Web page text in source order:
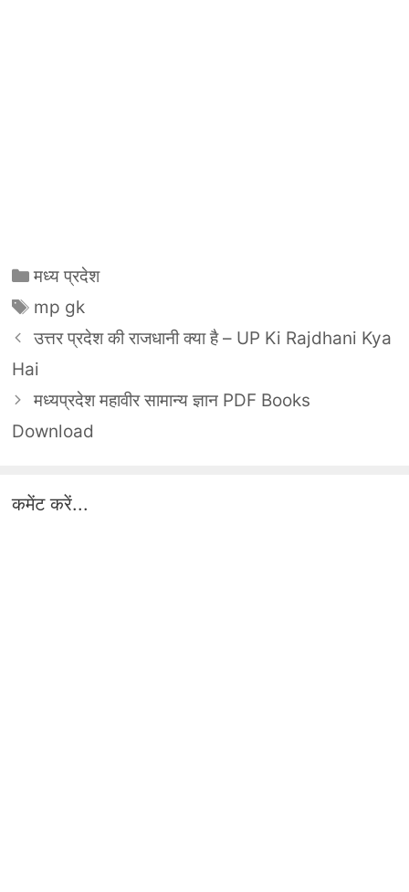
Categories
मध्य प्रदेश
Tags
mp gk
उत्तर प्रदेश की राजधानी क्या है – UP Ki Rajdhani Kya
Hai
मध्यप्रदेश महावीर सामान्य ज्ञान PDF Books
Download
कमेंट करें...